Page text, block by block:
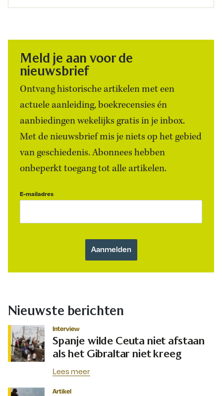
Meld je aan voor de
nieuwsbrief
Ontvang historische artikelen met een
actuele aanleiding, boekrecensies én
aanbiedingen wekelijks gratis in je inbox.
Met de nieuwsbrief mis je niets op het gebied
van geschiedenis. Abonnees hebben
onbeperkt toegang tot alle artikelen.
E-mailadres
Nieuwste berichten
Interview
Spanje wilde Ceuta niet afstaan
als het Gibraltar niet kreeg
Lees meer
Artikel